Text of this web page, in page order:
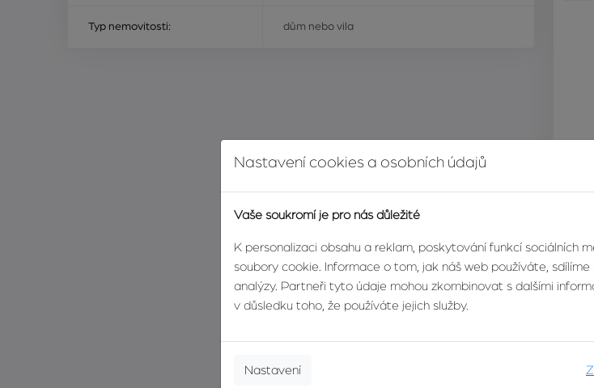
Typ nemovitosti: dům nebo vila
Nastavení cookies a osobních údajů
Vaše soukromí je pro nás důležité
K personalizaci obsahu a reklam, poskytování funkcí sociálních
soubory cookie. Informace o tom, jak náš web používáte,
analýzy. Partneři tyto údaje mohou zkombinovat s dalšími
v důsledku toho, že používáte jejich služby.
Nastavení